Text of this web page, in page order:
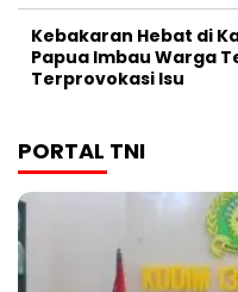
Kebakaran Hebat di
Papua Imbau Warga
Terprovokasi Isu
PORTAL TNI